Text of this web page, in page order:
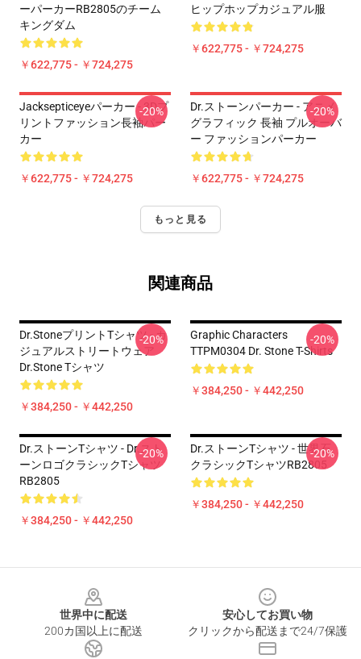
ーパーカーRB2805のチーム
キングダム
￥622,775 - ￥724,275
ヒップホップカジュアル服
￥622,775 - ￥724,275
Jacksepticeyeパーカー - 3Dプ
リントファッション長袖パー
カー
￥622,775 - ￥724,275
-20%
Dr.ストーンパーカー - アニメ
グラフィック 長袖 プルオーバ
ー ファッションパーカー
￥622,775 - ￥724,275
-20%
もっと見る
関連商品
Dr.StoneプリントTシャツ - カ
ジュアルストリートウェア
Dr.Stone Tシャツ
￥384,250 - ￥442,250
-20%
Graphic Characters
TTPM0304 Dr. Stone T-Shirts
￥384,250 - ￥442,250
-20%
Dr.ストーンTシャツ - Dr.スト
ーンロゴクラシックTシャツ
RB2805
￥384,250 - ￥442,250
-20%
Dr.ストーンTシャツ - 世界石
クラシックTシャツRB2805
￥384,250 - ￥442,250
-20%
世界中に配送
200カ国以上に配送
安心してお買い物
クリックから配送まで24/7保護